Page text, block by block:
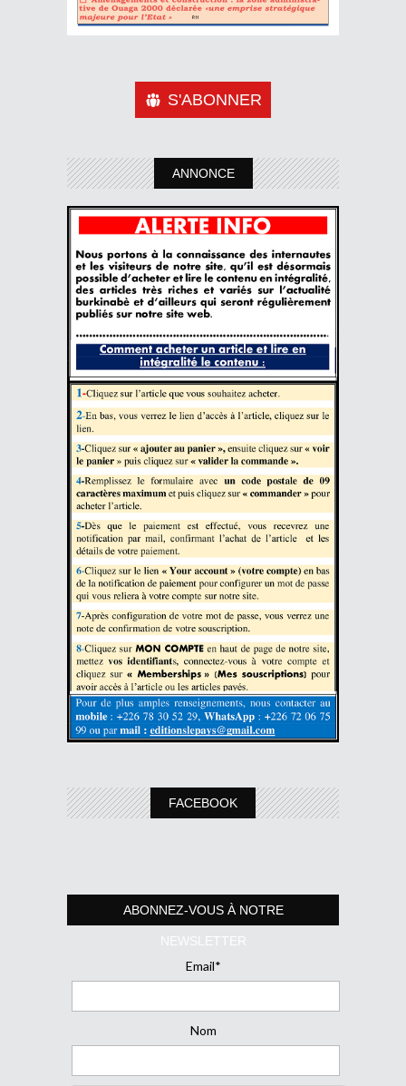
S'ABONNER
ANNONCE
FACEBOOK
ABONNEZ-VOUS À NOTRE
NEWSLETTER
Email*
Nom